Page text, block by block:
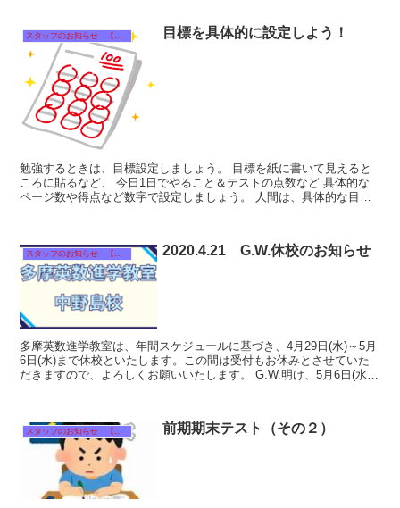
目標を具体的に設定しよう！
勉強するときは、目標設定しましょう。 目標を紙に書いて見えると
ころに貼るなど、 今日1日でやること＆テストの点数など 具体的な
ページ数や得点など数字で設定しましょう。 人間は、具体的な目標
2020.4.21 G.W.休校のお知らせ
多摩英数進学教室は、年間スケジュールに基づき、4月29日(水)～5月
6日(水)まで休校といたします。この間は受付もお休みとさせていた
だきますので、よろしくお願いいたします。 G.W.明け、5月6日(水)
前期期末テスト（その２）